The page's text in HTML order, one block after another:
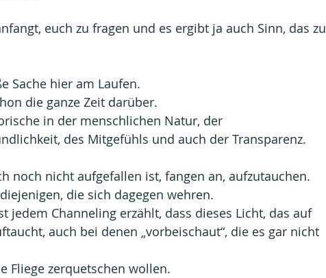
euch zu fragen und es ergibt ja auch Sinn, das zu
Sache hier am Laufen.
die ganze Zeit darüber.
in der menschlichen Natur, der
des Mitgefühls und auch der Transparenz.
noch nicht aufgefallen ist, fangen an, aufzutauchen.
die sich dagegen wehren.
jedem Channeling erzählt, dass dieses Licht, das auf
auch bei denen „vorbeischaut“, die es gar nicht
Fliege zerquetschen wollen.